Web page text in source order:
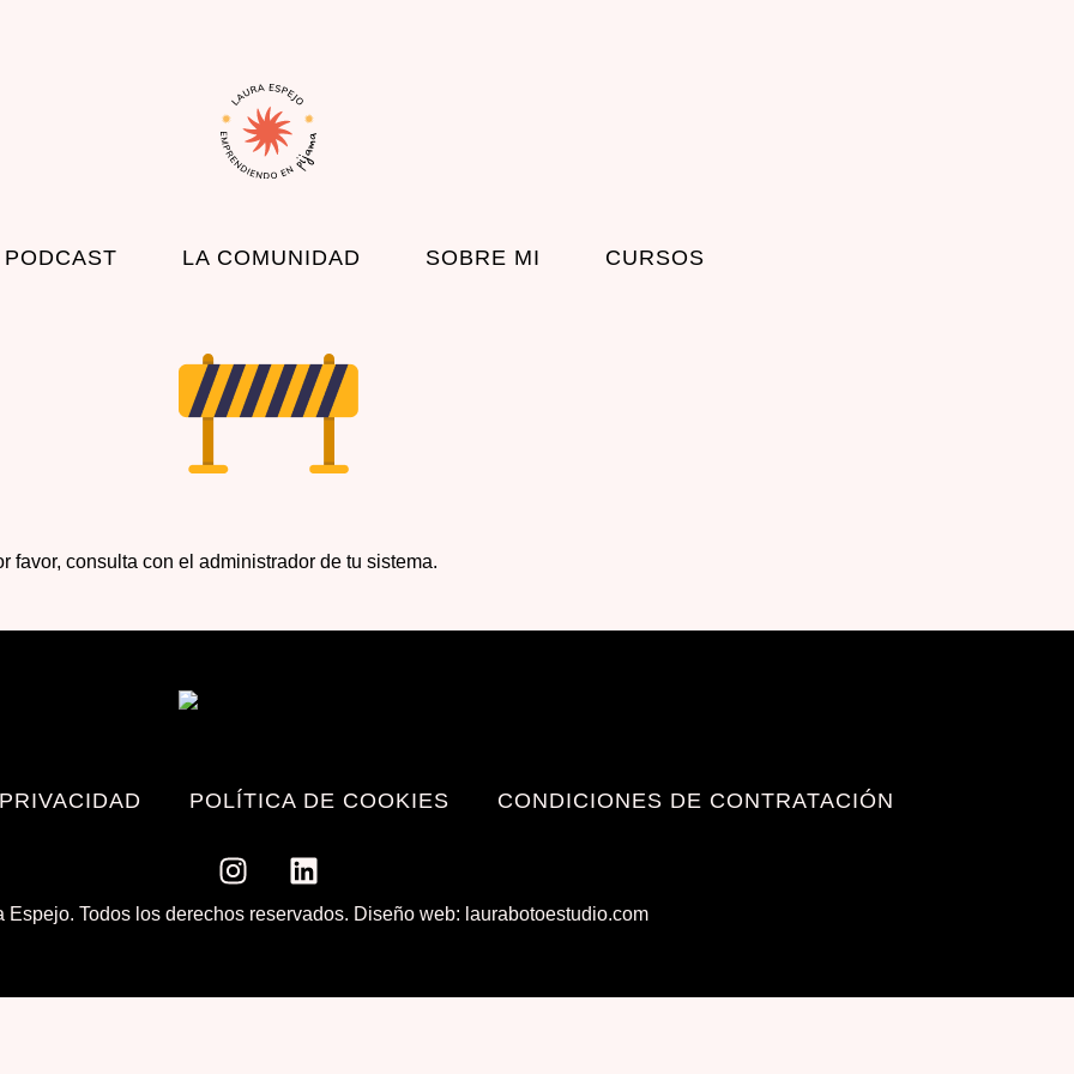
PODCAST LA COMUNIDAD SOBRE MI CURSOS
consulta con el administrador de tu sistema.
POLÍTICA DE COOKIES CONDICIONES DE CONTRATACIÓN
Espejo. Todos los derechos reservados. Diseño web: laurabotoestudio.com